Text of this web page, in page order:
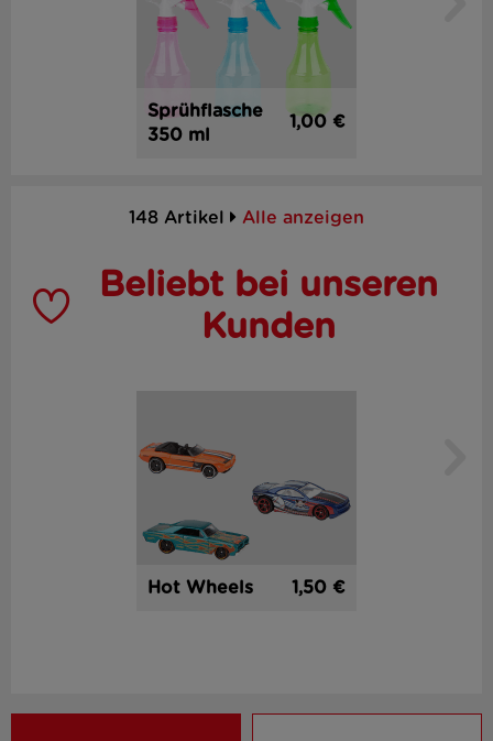
Sprühflasche
350 ml
1,00 €
148 Artikel Alle anzeigen
Beliebt bei unseren
Kunden
Hot Wheels 1,50 €